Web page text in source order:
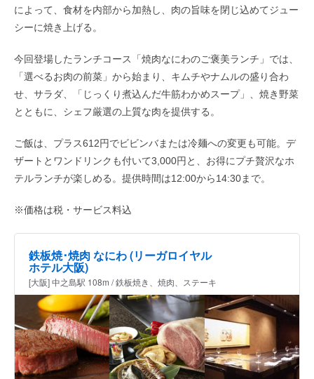
によって、食材を内部から加熱し、肉の旨味を閉じ込めてジュー
シーに焼き上げる。
今回登場したランチコース「焼肉なにわのご褒美ランチ」では、
「選べるお肉の前菜」から始まり、キムチやナムルの盛り合わ
せ、サラダ、「じっくり煮込んだ牛筋わかめスープ」、焼き野菜
とともに、シェフ厳選の上質な肉を提供する。
ご飯は、プラス612円でビビンバまたは冷麺への変更も可能。デ
ザートとワンドリンクも付いて3,000円と、お得にプチ贅沢なホ
テルランチが楽しめる。提供時間は12:00から14:30まで。
※価格は税・サービス料込
鉄板焼･焼肉 なにわ (リーガロイヤル
ホテル大阪)
[大阪] 中之島駅 108m / 鉄板焼き、焼肉、ステーキ